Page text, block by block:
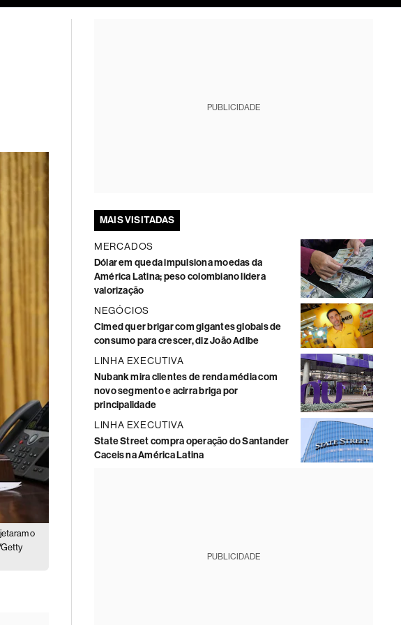
o
Getty
PUBLICIDADE
MAIS VISITADAS
MERCADOS
Dólar em queda impulsiona moedas da
América Latina; peso colombiano lidera
valorização
NEGÓCIOS
Cimed quer brigar com gigantes globais de
consumo para crescer, diz João Adibe
LINHA EXECUTIVA
Nubank mira clientes de renda média com
novo segmento e acirra briga por
principalidade
LINHA EXECUTIVA
State Street compra operação do Santander
Caceis na América Latina
PUBLICIDADE